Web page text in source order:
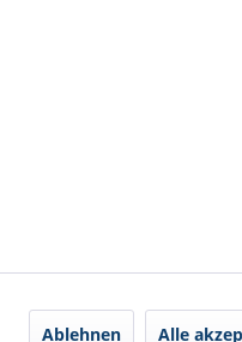
Ablehnen Alle